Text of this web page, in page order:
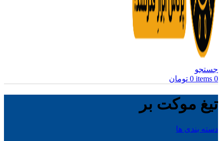
جستجو
0
items
0 تومان
تیغ موکت بر
دسته بندی ها